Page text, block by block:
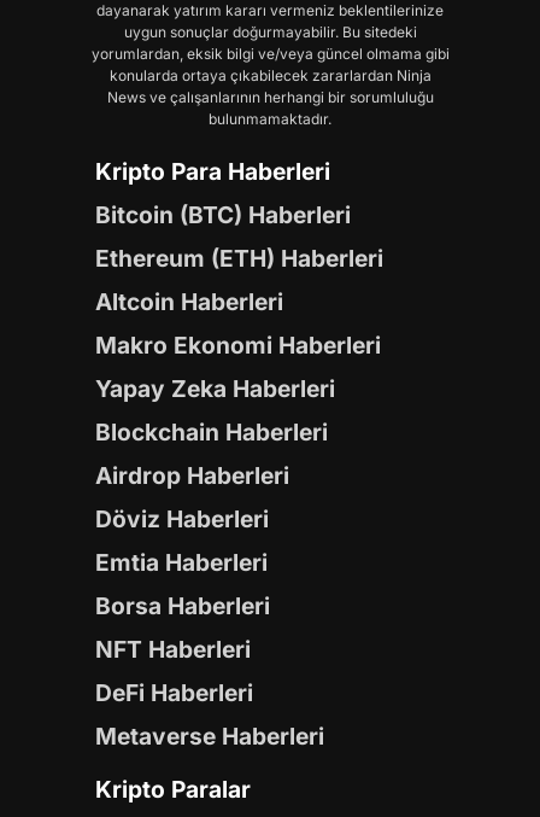
dayanarak yatırım kararı vermeniz beklentilerinize
uygun sonuçlar doğurmayabilir. Bu sitedeki
yorumlardan, eksik bilgi ve/veya güncel olmama gibi
konularda ortaya çıkabilecek zararlardan Ninja
News ve çalışanlarının herhangi bir sorumluluğu
bulunmamaktadır.
Kripto Para Haberleri
Bitcoin (BTC) Haberleri
Ethereum (ETH) Haberleri
Altcoin Haberleri
Makro Ekonomi Haberleri
Yapay Zeka Haberleri
Blockchain Haberleri
Airdrop Haberleri
Döviz Haberleri
Emtia Haberleri
Borsa Haberleri
NFT Haberleri
DeFi Haberleri
Metaverse Haberleri
Kripto Paralar